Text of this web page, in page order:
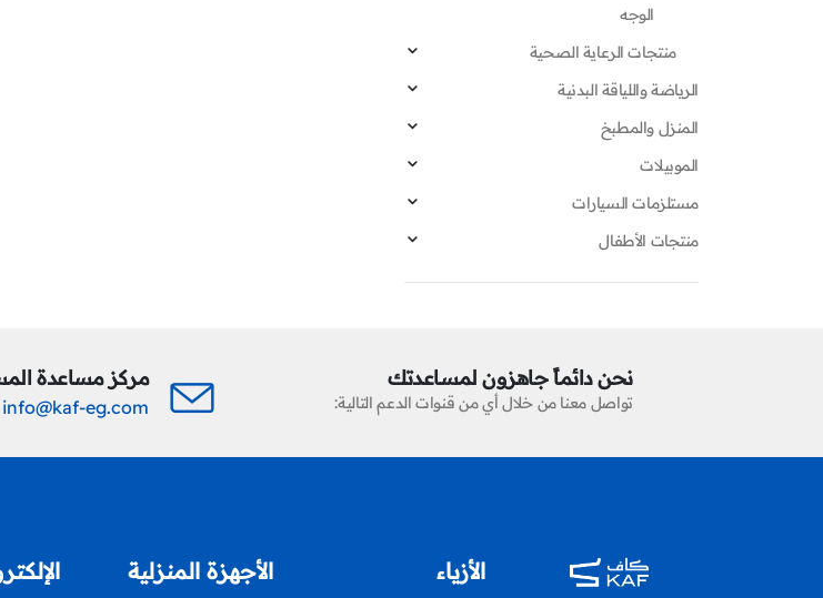
الوجه
منتجات الرعاية الصحية
الرياضة واللياقة البدنية
المنزل والمطبخ
الموبيلات
مستلزمات السيارات
منتجات الأطفال
نحن دائماً جاهزون لمساعدتك
تواصل معنا من خلال أي من قنوات الدعم التالية:
مركز مساعدة
info@kaf-eg.com
الأزياء الأجهزة المنزلية